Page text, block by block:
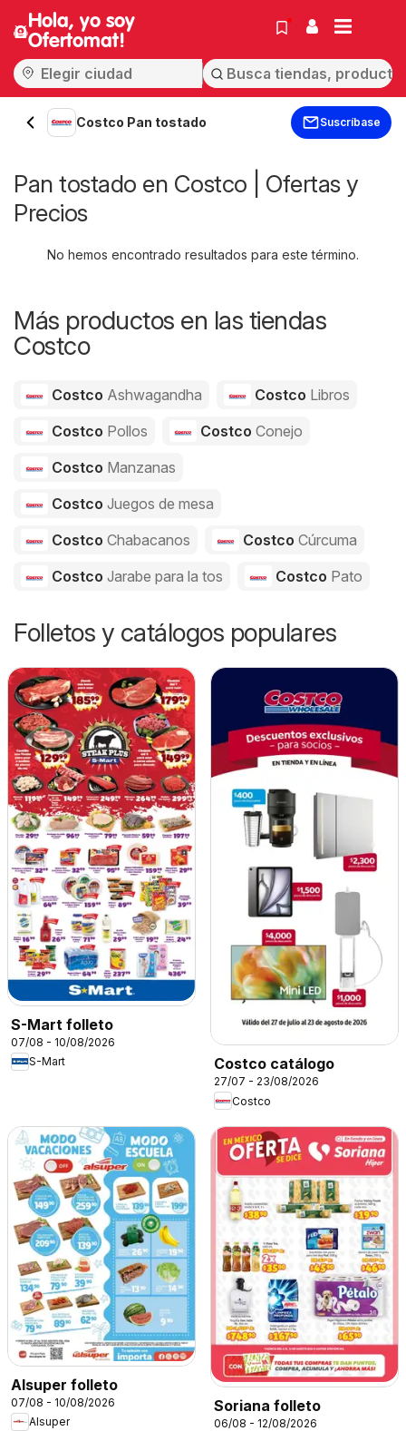
Hola, yo soy
Ofertomat!
Costco Pan tostado Suscríbase
Pan tostado en Costco | Ofertas y
Precios
No hemos encontrado resultados para este término.
Más productos en las tiendas
Costco
Costco Ashwagandha Costco Libros
Costco Pollos Costco Conejo
Costco Manzanas
Costco Juegos de mesa
Costco Chabacanos Costco Cúrcuma
Costco Jarabe para la tos Costco Pato
Folletos y catálogos populares
S-Mart folleto
07/08 - 10/08/2026
S-Mart
Costco catálogo
27/07 - 23/08/2026
Costco
Alsuper folleto
07/08 - 10/08/2026
Alsuper
Soriana folleto
06/08 - 12/08/2026